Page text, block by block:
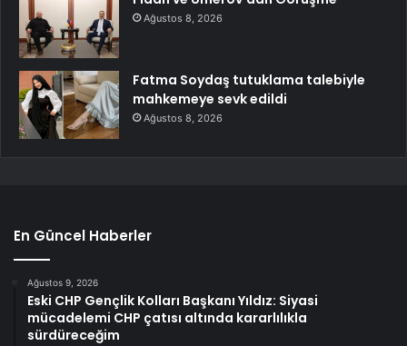
Ağustos 8, 2026
Fatma Soydaş tutuklama talebiyle
mahkemeye sevk edildi
Ağustos 8, 2026
En Güncel Haberler
Ağustos 9, 2026
Eski CHP Gençlik Kolları Başkanı Yıldız: Siyasi
mücadelemi CHP çatısı altında kararlılıkla
sürdüreceğim